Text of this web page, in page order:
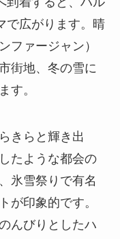
で広がります。晴
ファージャン）
街地、冬の雪に
す。
きらと輝き出
たような都会の
氷雪祭りで有名
が印象的です。
んびりとしたハ